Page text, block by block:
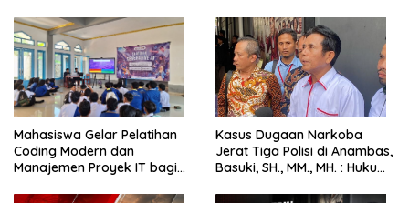
Mahasiswa Gelar Pelatihan
Coding Modern dan
Manajemen Proyek IT bagi
Kasus Dugaan Narkoba
Jerat Tiga Polisi di Anambas,
Basuki, SH., MM., MH. : Hukum